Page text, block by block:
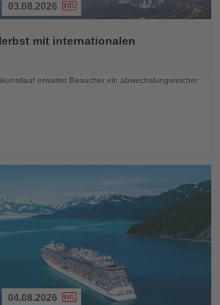
03.08.2026
mit internationalen
erwartet Besucher ein abwechslungsreicher
04.08.2026